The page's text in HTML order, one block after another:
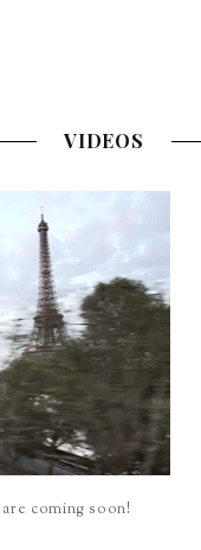
VIDEOS
coming soon!